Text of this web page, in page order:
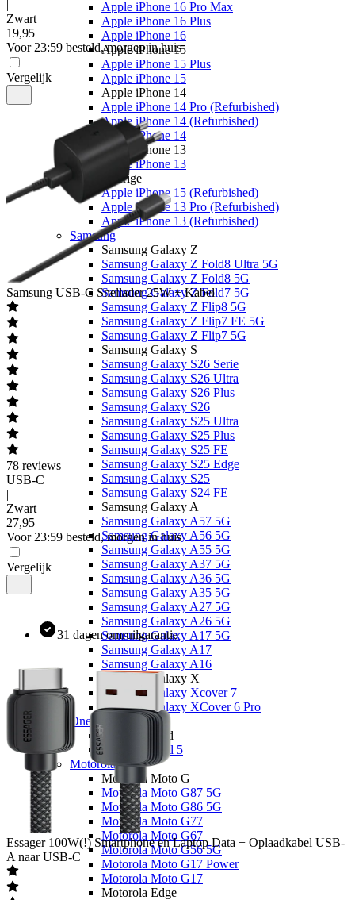
Apple iPhone 16 Pro Max
Apple iPhone 16 Plus
Apple iPhone 16
Apple iPhone 15
Apple iPhone 15 Plus
Apple iPhone 15
Apple iPhone 14
Apple iPhone 14 Pro (Refurbished)
Apple iPhone 14 (Refurbished)
Apple iPhone 14
Apple iPhone 13
Apple iPhone 13
Overige
Apple iPhone 15 (Refurbished)
Apple iPhone 13 Pro (Refurbished)
Apple iPhone 13 (Refurbished)
Samsung
Samsung Galaxy Z
Samsung Galaxy Z Fold8 Ultra 5G
Samsung Galaxy Z Fold8 5G
Samsung Galaxy Z Fold7 5G
Samsung Galaxy Z Flip8 5G
Samsung Galaxy Z Flip7 FE 5G
Samsung Galaxy Z Flip7 5G
Samsung Galaxy S
Samsung Galaxy S26 Serie
Samsung Galaxy S26 Ultra
Samsung Galaxy S26 Plus
Samsung Galaxy S26
Samsung Galaxy S25 Ultra
Samsung Galaxy S25 Plus
Samsung Galaxy S25 FE
Samsung Galaxy S25 Edge
Samsung Galaxy S25
Samsung Galaxy S24 FE
Samsung Galaxy A
Samsung Galaxy A57 5G
Samsung Galaxy A56 5G
Samsung Galaxy A55 5G
Samsung Galaxy A37 5G
Samsung Galaxy A36 5G
Samsung Galaxy A35 5G
Samsung Galaxy A27 5G
Samsung Galaxy A26 5G
Samsung Galaxy A17 5G
Samsung Galaxy A17
Samsung Galaxy A16
Samsung Galaxy X
Samsung Galaxy Xcover 7
Samsung Galaxy XCover 6 Pro
OnePlus
OnePlus Nord
OnePlus Nord 5
Motorola
Motorola Moto G
Motorola Moto G87 5G
Motorola Moto G86 5G
Motorola Moto G77
Motorola Moto G67
Motorola Moto G56 5G
Motorola Moto G17 Power
Motorola Moto G17
Motorola Edge
|
Zwart
19,95
Voor 23:59 besteld, morgen in huis
Vergelijk
Samsung USB-C Snellader 25W + Kabel
78 reviews
USB-C
|
Zwart
27,95
Voor 23:59 besteld, morgen in huis
Vergelijk
31 dagen omruilgarantie
Essager 100W(!) Smartphone en Laptop Data + Oplaadkabel USB-
A naar USB-C